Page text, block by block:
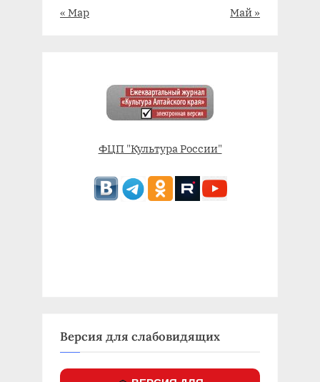
« Мар
Май »
ФЦП "Культура России"
Версия для слабовидящих